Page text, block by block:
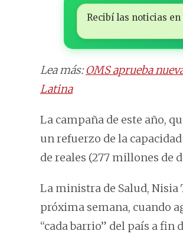
Recibí las noticias
Lea más:OMS aprueba
Latina
La campaña de este año,
un refuerzo de la
de reales (277 millones de
La ministra de Salud,
próxima semana, cuando
“cada barrio” del país a fin